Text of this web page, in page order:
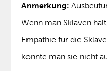
Anmerkung:
Wenn man Sklaven
Empathie für die
könnte man sie nicht